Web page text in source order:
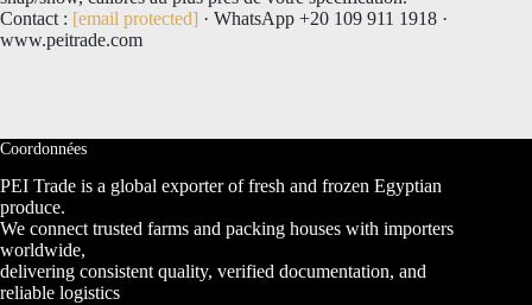
Contact : [email protected] · WhatsApp +20 109 911 1918 ·
www.peitrade.com
Coordonnées
PEI Trade is a global exporter of fresh and frozen Egyptian
produce.
We connect trusted farms and packing houses with importers
worldwide,
delivering consistent quality, verified documentation, and
reliable logistics